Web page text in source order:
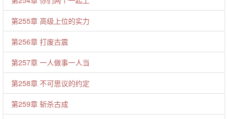
第255章 高级上位的实力
第256章 打废古震
第257章 一人做事一人当
第258章 不可思议的约定
第259章 斩杀古成